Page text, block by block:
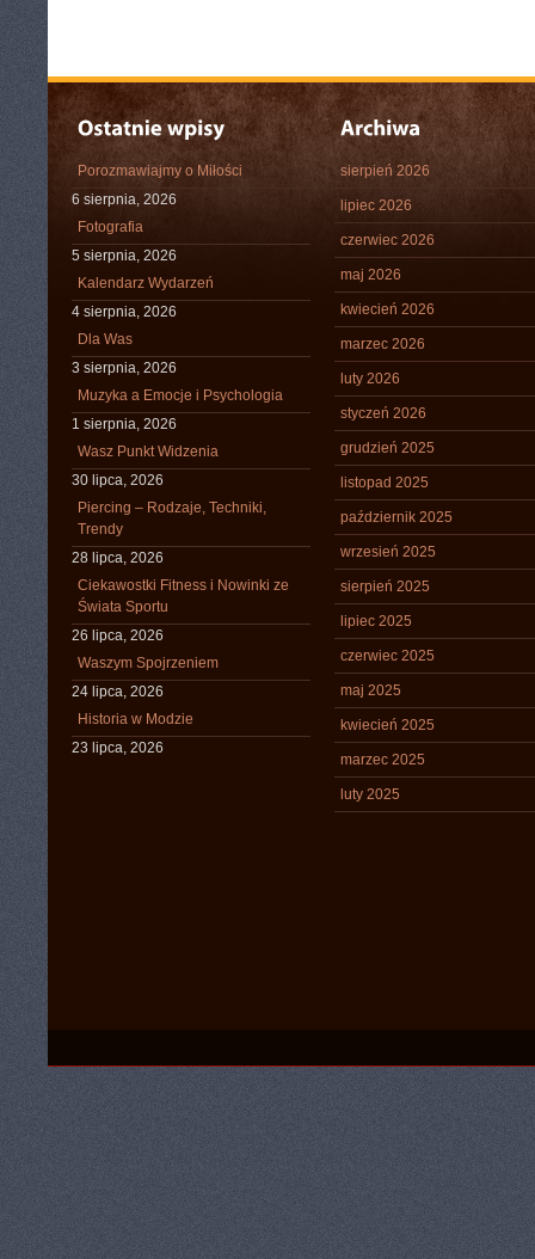
Porozmawiajmy o Miłości
6 sierpnia, 2026
Fotografia
5 sierpnia, 2026
Kalendarz Wydarzeń
4 sierpnia, 2026
Dla Was
3 sierpnia, 2026
Muzyka a Emocje i Psychologia
1 sierpnia, 2026
Wasz Punkt Widzenia
30 lipca, 2026
Piercing – Rodzaje, Techniki,
Trendy
28 lipca, 2026
Ciekawostki Fitness i Nowinki ze
Świata Sportu
26 lipca, 2026
Waszym Spojrzeniem
24 lipca, 2026
Historia w Modzie
23 lipca, 2026
sierpień 2026
lipiec 2026
czerwiec 2026
maj 2026
kwiecień 2026
marzec 2026
luty 2026
styczeń 2026
grudzień 2025
listopad 2025
październik 2025
wrzesień 2025
sierpień 2025
lipiec 2025
czerwiec 2025
maj 2025
kwiecień 2025
marzec 2025
luty 2025